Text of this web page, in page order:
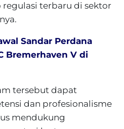
regulasi terbaru di sektor
Sandar Perdana
Bremerhaven V di
tersebut dapat
dan profesionalisme
mendukung